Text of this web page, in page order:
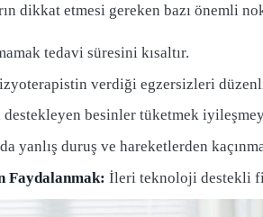
dikkat etmesi gereken bazı önemli
tedavi süresini kısaltır.
verdiği egzersizleri
destekleyen besinler tüketmek
yanlış duruş ve hareketlerden
Faydalanmak: İleri teknoloji destekli